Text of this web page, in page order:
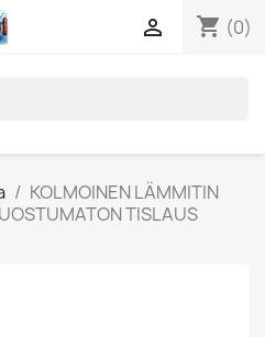
shopping_cart (0)

KOLMOINEN LÄMMITIN
TISLAUS